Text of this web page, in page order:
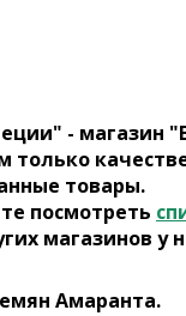
- магазин
только
товары.
посмотреть
магазинов у
Амаранта.